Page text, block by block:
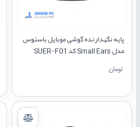
پایه نگهدارنده گوشی موبایل باسئوس
مدل Small Ears کد SUER-F01
تومان